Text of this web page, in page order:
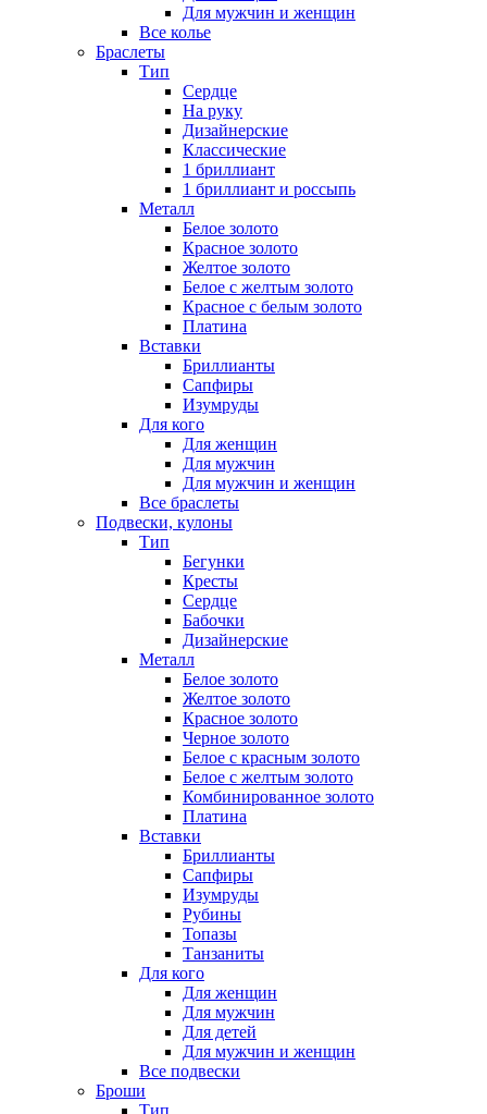
Для мужчин и женщин
Все колье
Браслеты
Тип
Сердце
На руку
Дизайнерские
Классические
1 бриллиант
1 бриллиант и россыпь
Металл
Белое золото
Красное золото
Желтое золото
Белое с желтым золото
Красное с белым золото
Платина
Вставки
Бриллианты
Сапфиры
Изумруды
Для кого
Для женщин
Для мужчин
Для мужчин и женщин
Все браслеты
Подвески, кулоны
Тип
Бегунки
Кресты
Сердце
Бабочки
Дизайнерские
Металл
Белое золото
Желтое золото
Красное золото
Черное золото
Белое с красным золото
Белое с желтым золото
Комбинированное золото
Платина
Вставки
Бриллианты
Сапфиры
Изумруды
Рубины
Топазы
Танзаниты
Для кого
Для женщин
Для мужчин
Для детей
Для мужчин и женщин
Все подвески
Броши
Тип